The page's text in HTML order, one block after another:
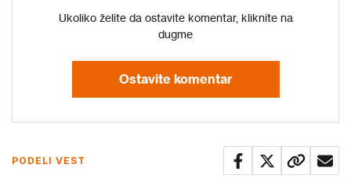
Ukoliko želite da ostavite komentar, kliknite na
dugme
Ostavite komentar
PODELI VEST